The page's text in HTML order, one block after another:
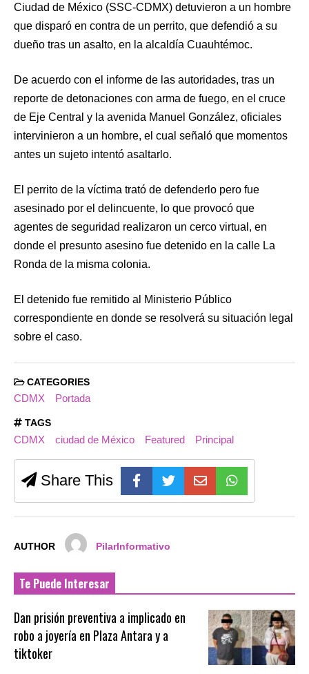
Ciudad de México (SSC-CDMX) detuvieron a un hombre
que disparó en contra de un perrito, que defendió a su
dueño tras un asalto, en la alcaldía Cuauhtémoc.
De acuerdo con el informe de las autoridades, tras un
reporte de detonaciones con arma de fuego, en el cruce
de Eje Central y la avenida Manuel González, oficiales
intervinieron a un hombre, el cual señaló que momentos
antes un sujeto intentó asaltarlo.
El perrito de la víctima trató de defenderlo pero fue
asesinado por el delincuente, lo que provocó que
agentes de seguridad realizaron un cerco virtual, en
donde el presunto asesino fue detenido en la calle La
Ronda de la misma colonia.
El detenido fue remitido al Ministerio Público
correspondiente en donde se resolverá su situación legal
sobre el caso.
CATEGORIES
CDMX Portada
TAGS
CDMX ciudad de México Featured Principal
Share This
AUTHOR PilarInformativo
Te Puede Interesar
Dan prisión preventiva a implicado en
robo a joyería en Plaza Antara y a
tiktoker